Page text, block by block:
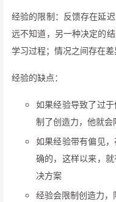
经验的限制：反馈存在延
远不知道，另一种决定的
学习过程；情况之间存在
经验的缺点：
如果经验导致了过
制了创造力，他就
如果经验带有偏见
确的，这样以来，
决方案
经验会限制创造力